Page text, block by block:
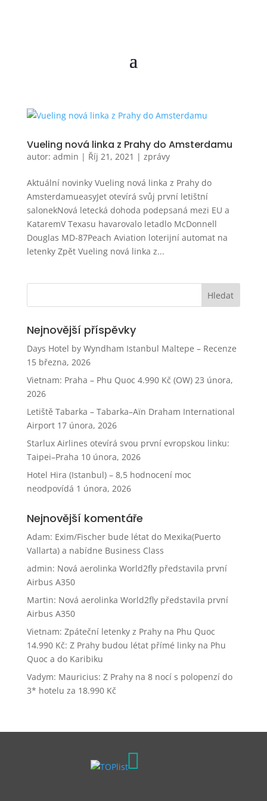
Vueling nová linka z Prahy do Amsterdamu
autor: admin | Říj 21, 2021 | zprávy
Aktuální novinky Vueling nová linka z Prahy do
AmsterdamueasyJet otevírá svůj první letištní
salonekNová letecká dohoda podepsaná mezi EU a
KataremV Texasu havarovalo letadlo McDonnell
Douglas MD-87Peach Aviation loterijní automat na
letenky Zpět Vueling nová linka z...
Nejnovější příspěvky
Days Hotel by Wyndham Istanbul Maltepe – Recenze
15 března, 2026
Vietnam: Praha – Phu Quoc 4.990 Kč (OW) 23 února,
2026
Letiště Tabarka – Tabarka–Aïn Draham International
Airport 17 února, 2026
Starlux Airlines otevírá svou první evropskou linku:
Taipei–Praha 10 února, 2026
Hotel Hira (Istanbul) – 8,5 hodnocení moc
neodpovídá 1 února, 2026
Nejnovější komentáře
Adam: Exim/Fischer bude létat do Mexika(Puerto
Vallarta) a nabídne Business Class
admin: Nová aerolinka World2fly představila první
Airbus A350
Martin: Nová aerolinka World2fly představila první
Airbus A350
Vietnam: Zpáteční letenky z Prahy na Phu Quoc
14.990 Kč: Z Prahy budou létat přímé linky na Phu
Quoc a do Karibiku
Vadym: Mauricius: Z Prahy na 8 nocí s polopenzí do
3* hotelu za 18.990 Kč
